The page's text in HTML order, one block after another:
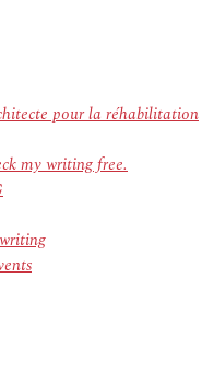
pour la réhabilitation
my writing free.